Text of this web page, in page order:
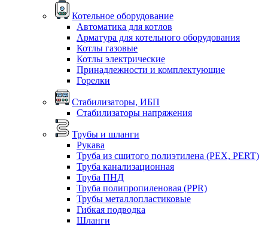
Котельное оборудование
Автоматика для котлов
Арматура для котельного оборудования
Котлы газовые
Котлы электрические
Принадлежности и комплектующие
Горелки
Стабилизаторы, ИБП
Стабилизаторы напряжения
Трубы и шланги
Рукава
Труба из сшитого полиэтилена (PEX, PERT)
Труба канализационная
Труба ПНД
Труба полипропиленовая (PPR)
Трубы металлопластиковые
Гибкая подводка
Шланги